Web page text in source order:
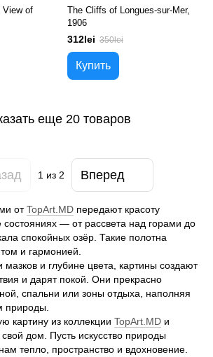
View of
The Cliffs of Longues-sur-Mer,
1906
312lei 350lei
Купить
еще 20 товаров
1 из 2 Вперед
отTopArt.MD передают красоту
состояниях — от рассвета над горами до
спокойных озёр. Такие полотна
и гармонией.
мазков и глубине цвета, картины создают
и дарят покой. Они прекрасно
спальни или зоны отдыха, наполняя
природы.
картину из коллекции TopArt.MD и
свой дом. Пусть искусство природы
тепло, пространство и вдохновение.